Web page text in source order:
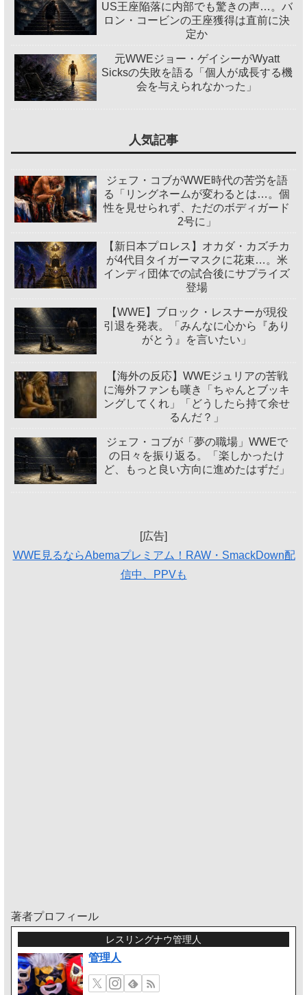
US王座陥落に内部でも驚きの声…。バ
ロン・コービンの王座獲得は直前に決
定か
元WWEジョー・ゲイシーがWyatt
Sicksの失敗を語る「個人が成長する機
会を与えられなかった」
人気記事
ジェフ・コブがWWE時代の苦労を語
る「リングネームが変わるとは…。個
性を見せられず、ただのボディガード
2号に」
【新日本プロレス】オカダ・カズチカ
が4代目タイガーマスクに花束…。米
インディ団体での試合後にサプライズ
登場
【WWE】ブロック・レスナーが現役
引退を発表。「みんなに心から『あり
がとう』を言いたい」
【海外の反応】WWEジュリアの苦戦
に海外ファンも嘆き「ちゃんとブッキ
ングしてくれ」「どうしたら持て余せ
るんだ？」
ジェフ・コブが「夢の職場」WWEで
の日々を振り返る。「楽しかったけ
ど、もっと良い方向に進めたはずだ」
[広告]
WWE見るならAbemaプレミアム！RAW・SmackDown配
信中、PPVも
著者プロフィール
レスリングナウ管理人
管理人